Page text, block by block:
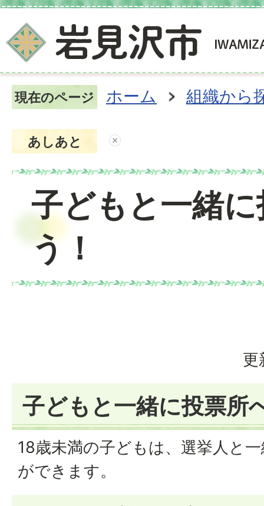
現在のページ ホーム 組織から
あしあと
子どもと一緒
う！
更
子どもと一緒に投票所
18歳未満の子どもは、選挙人と
ができます。